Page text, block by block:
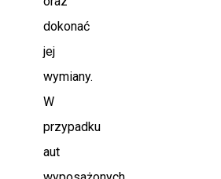
dokonać
jej
wymiany.
W
przypadku
aut